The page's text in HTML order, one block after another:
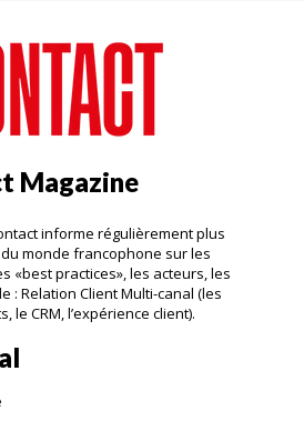
Magazine
informe régulièrement plus
monde francophone sur les
«best practices», les acteurs, les
: Relation Client Multi-canal (les
le CRM, l’expérience client).